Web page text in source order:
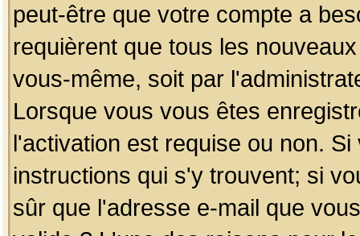
peut-être que votre compte a
requièrent que tous les
vous-même, soit par
Lorsque vous vous êtes
l'activation est requise ou non.
instructions qui s'y trouvent; si
sûr que l'adresse e-mail que